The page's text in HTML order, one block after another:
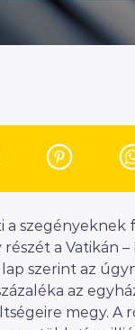
07:00
a szegényeknek
a Vatikán –
szerint az
az
megy. A